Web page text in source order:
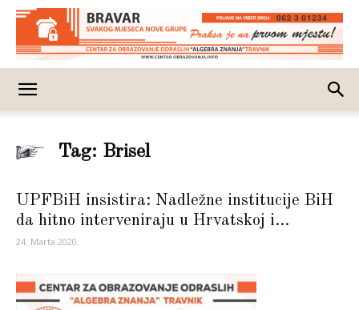
Tag: Brisel
UPFBiH insistira: Nadležne institucije BiH
da hitno interveniraju u Hrvatskoj i...
24. Marta 2020.